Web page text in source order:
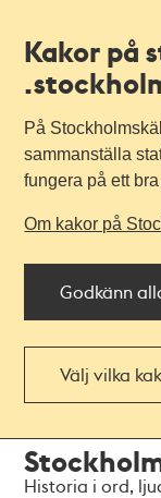
Kakor på
På
sammanställa
fungera på ett
Om kakor på
Godkänn
Välj vilka
navigationen
huvudinnehållet
Historia i ord,